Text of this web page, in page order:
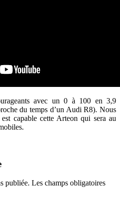
avec un 0 à 100 en 3,9
du temps d’un Audi R8). Nous
capable cette Arteon qui sera au
publiée. Les champs obligatoires